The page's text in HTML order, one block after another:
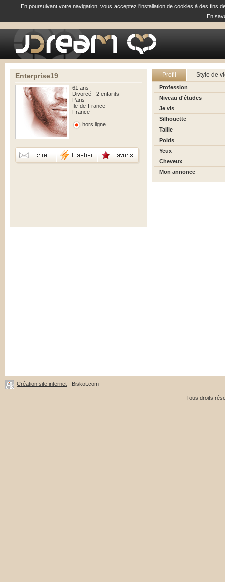
En poursuivant votre navigation, vous acceptez l'installation de cookies à des
En
Enterprise19
61 ans
Divorcé - 2 enfants
Paris
Ile-de-France
France
hors ligne
Profil Style de
Profession
Niveau d'études
Je vis
Silhouette
Taille
Poids
Yeux
Cheveux
Mon annonce
Création site internet - Biskot.com
Tous droits